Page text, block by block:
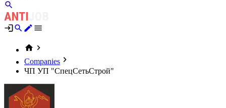
Companies
ЧП УП "СпецСетьСтрой"